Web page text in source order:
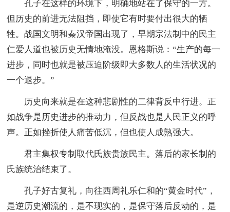
孔子在这样的环境下，明确地站在了保守的一方。
但历史的前进无法阻挡，即使它有时要付出很大的牺
牲。战国文明和秦汉帝国出现了，早期宗法制中的民主
仁爱人道也被历史无情地淹没。恩格斯说：“生产的每一
进步，同时也就是被压迫阶级即大多数人的生活状况的
一个退步。”
历史向来就是在这种悲剧性的二律背反中行进。正
如战争是历史进步的推动力，但反战也是人民正义的呼
声。正如挫折使人痛苦低沉，但也使人成熟强大。
君主集权专制取代氏族贵族民主。落后的家长制的
氏族统治结束了。
孔子好古复礼，向往西周礼乐仁和的“黄金时代”，
是逆历史潮流的，是不现实的，是保守落后反动的，是